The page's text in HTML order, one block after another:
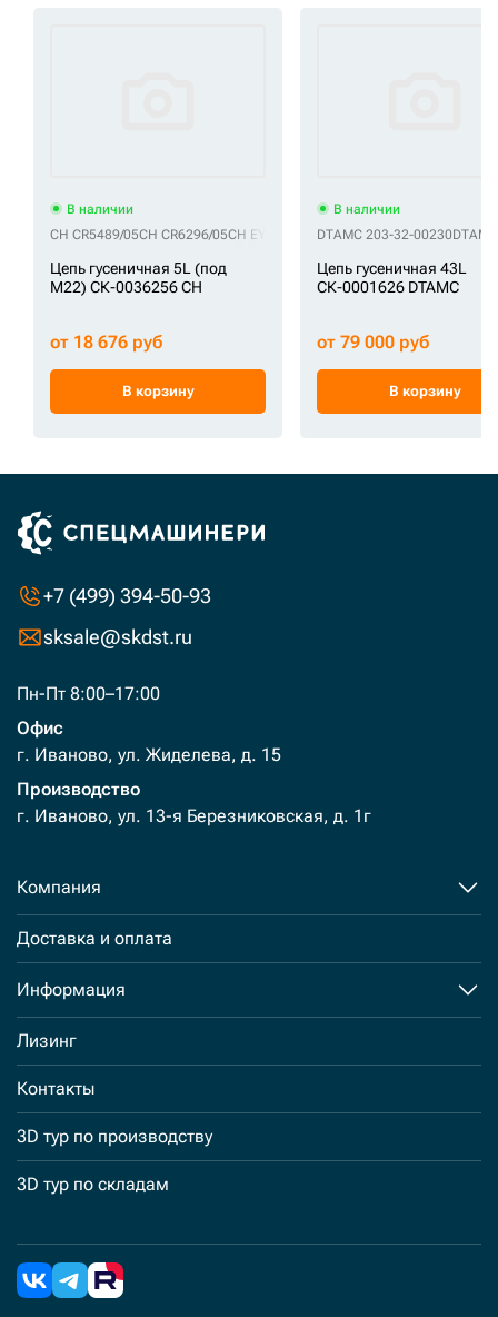
В наличии
CH CR5489/05CH CR6296/05CH EY627600M00005 CH EY627700M00005
Цепь гусеничная 5L (под
M22) СК-0036256 CH
от 18 676 руб
В корзину
В наличии
DTAMC 203-32-00230
Цепь гусеничная 43L
СК-0001626 DTAMC
от 79 000 руб
В корзину
+7 (499) 394-50-93
sksale@skdst.ru
Пн-Пт 8:00–17:00
Офис
г. Иваново, ул. Жиделева, д. 15
Производство
г. Иваново, ул. 13-я Березниковская, д. 1г
Компания
Доставка и оплата
Информация
Лизинг
Контакты
3D тур по производству
3D тур по складам